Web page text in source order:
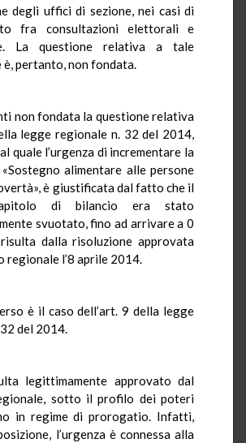
degli uffici di sezione, nei casi di
fra consultazioni elettorali e
La questione relativa a tale
è, pertanto, non fondata.
non fondata la questione relativa
legge regionale n. 32 del 2014,
quale l’urgenza di incrementare la
alimentare alle persone
è giustificata dal fatto che il
di bilancio era stato
svuotato, fino ad arrivare a 0
dalla risoluzione approvata
regionale l’8 aprile 2014.
è il caso dell’art. 9 della legge
del 2014.
legittimamente approvato dal
sotto il profilo dei poteri
in regime di prorogatio. Infatti,
l’urgenza è connessa alla